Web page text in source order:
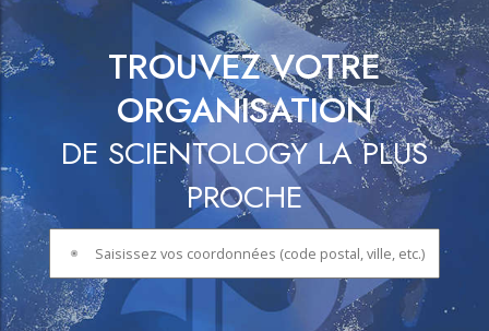
TROUVEZ VOTRE
ORGANISATION
DE SCIENTOLOGY LA PLUS
PROCHE